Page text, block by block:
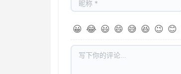
😀 😂 😃 😄 😅 😆 😉 😊